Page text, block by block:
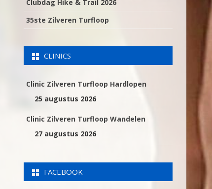
Clubdag Hike & Trail 2026
35ste Zilveren Turfloop
CLINICS
Clinic Zilveren Turfloop Hardlopen
25 augustus 2026
Clinic Zilveren Turfloop Wandelen
27 augustus 2026
FACEBOOK